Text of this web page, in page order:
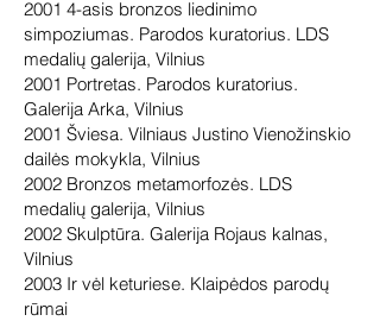
2001 4-asis bronzos liedinimo
simpoziumas. Parodos kuratorius. LDS
medalių galerija, Vilnius
2001 Portretas. Parodos kuratorius.
Galerija Arka, Vilnius
2001 Šviesa. Vilniaus Justino Vienožinskio
dailės mokykla, Vilnius
2002 Bronzos metamorfozės. LDS
medalių galerija, Vilnius
2002 Skulptūra. Galerija Rojaus kalnas,
Vilnius
2003 Ir vėl keturiese. Klaipėdos parodų
rūmai